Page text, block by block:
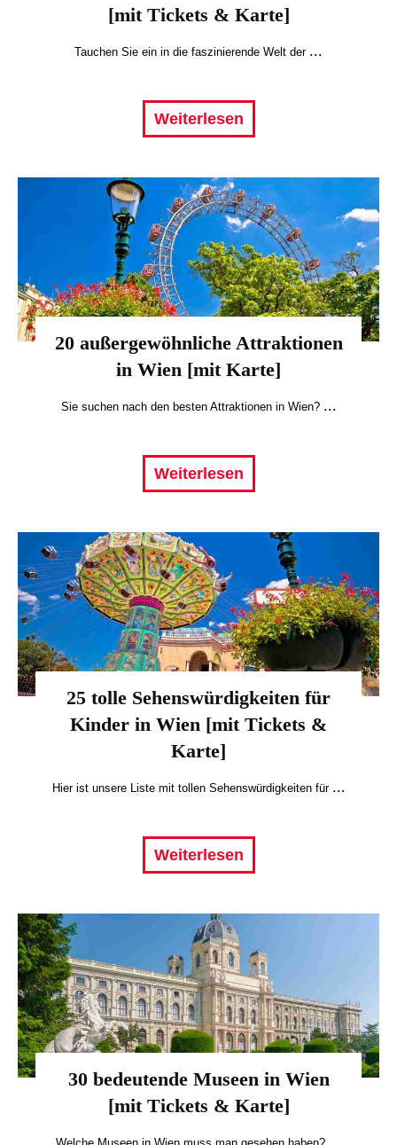
[mit Tickets & Karte]
Tauchen Sie ein in die faszinierende Welt der ...
Weiterlesen
20 außergewöhnliche Attraktionen
in Wien [mit Karte]
Sie suchen nach den besten Attraktionen in Wien? ...
Weiterlesen
25 tolle Sehenswürdigkeiten für
Kinder in Wien [mit Tickets &
Karte]
Hier ist unsere Liste mit tollen Sehenswürdigkeiten für ...
Weiterlesen
30 bedeutende Museen in Wien
[mit Tickets & Karte]